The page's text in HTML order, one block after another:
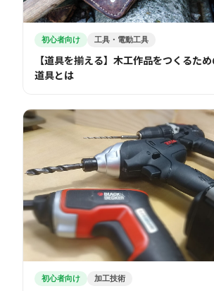
初心者向け 工具・電動工具
【道具を揃える】木工作品をつくるた
道具とは
初心者向け 加工技術